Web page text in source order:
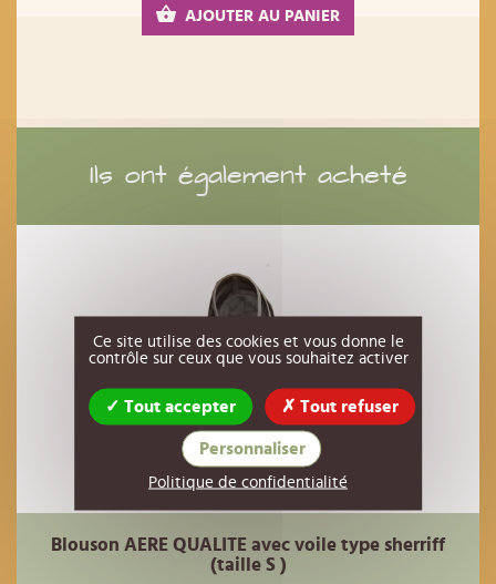
AJOUTER AU PANIER
Ils ont également acheté
Blouson AERE QUALITE avec voile type sherriff
(taille S )
Ce site utilise des cookies et vous donne le
contrôle sur ceux que vous souhaitez activer
Tout accepter Tout refuser
Personnaliser
Politique de confidentialité